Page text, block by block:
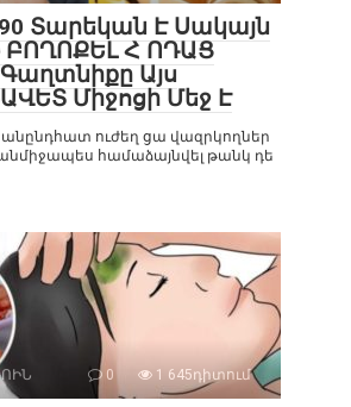
Տարեկան Է Սակայն
ԲՈՂՈՔԵԼ Հ ՈԴԱՑ
Այս
Միջոցի Մեջ Է
ուժեղ ցա վազրկողներ
անմիջապես համաձայնվել թանկ դե
0 1 645դիտում